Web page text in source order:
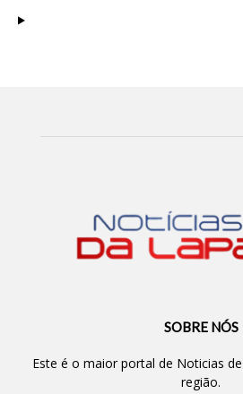
SOBRE NÓS
Este é o maior portal de Noticias
região.